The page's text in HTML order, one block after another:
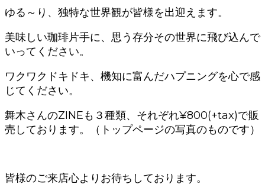
ゆる～り、独特な世界観が皆様を出迎えます。
美味しい珈琲片手に、思う存分その世界に飛び込んで
いってください。
ワクワクドキドキ、機知に富んだハプニングを心で感
じてください。
舞木さんのZINEも３種類、それぞれ¥800(+tax)で販
売しております。（トップページの写真のものです）
皆様のご来店心よりお待ちしております。